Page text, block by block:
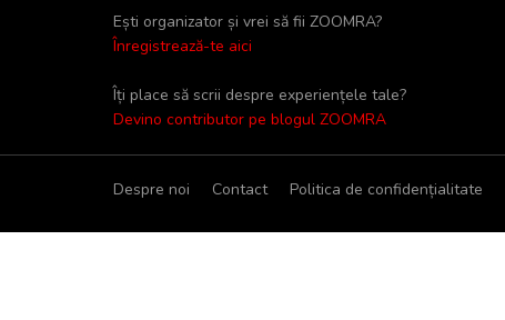
Ești organizator și vrei să fii ZOOMRA?
Înregistrează-te aici
Îți place să scrii despre experiențele tale?
Devino contributor pe blogul ZOOMRA
Despre noi Contact Politica de confidențialitate